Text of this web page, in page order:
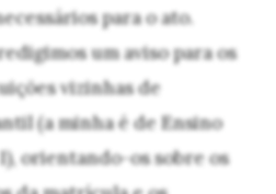
para o ato.
um aviso para os
vizinhas de
(a minha é de Ensino
orientando-os sobre os